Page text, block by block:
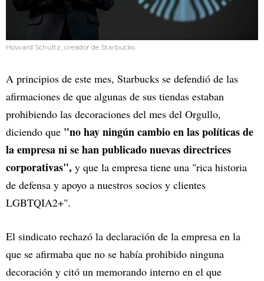
Howard Schultz, creador de Starbucks
A principios de este mes, Starbucks se defendió de las
afirmaciones de que algunas de sus tiendas estaban
prohibiendo las decoraciones del mes del Orgullo,
diciendo que "no hay ningún cambio en las políticas de
la empresa ni se han publicado nuevas directrices
corporativas", y que la empresa tiene una "rica historia
de defensa y apoyo a nuestros socios y clientes
LGBTQIA2+".
El sindicato rechazó la declaración de la empresa en la
que se afirmaba que no se había prohibido ninguna
decoración y citó un memorando interno en el que